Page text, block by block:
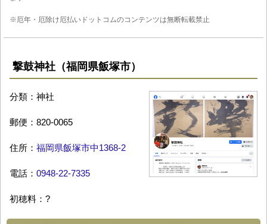
※厄年・厄除け厄払いドットコムのコンテンツは無断転載禁止
撃鼓神社（福岡県飯塚市）
分類：神社
郵便：820-0065
住所： 福岡県飯塚市中1368-2
電話： 0948-22-7335
初穂料：?